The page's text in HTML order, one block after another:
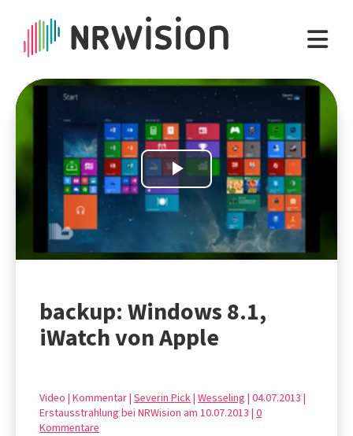
Play
Video
backup: Windows 8.1,
iWatch von Apple
Video | Kommentar | Severin Pick| Wesseling | 04.07.2013 |
Erstausstrahlung bei NRWision am 10.07.2013 | 0
Kommentare